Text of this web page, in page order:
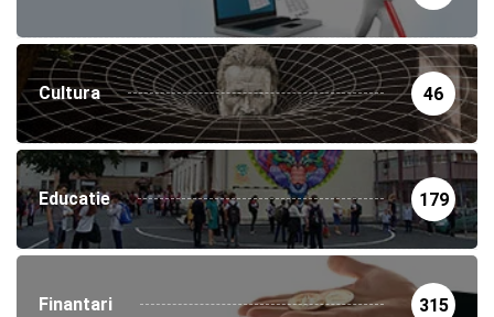
Cultura 46
Educatie 179
Finantari 315